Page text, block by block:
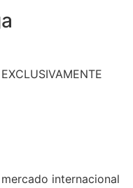
internacional